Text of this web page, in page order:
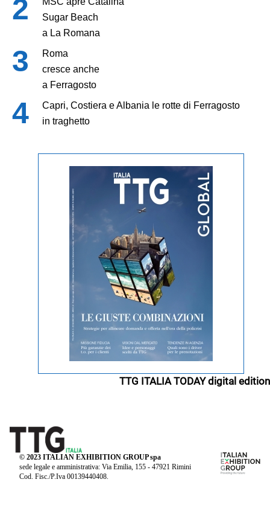
Sugar Beach
a La Romana
Roma
cresce anche
a Ferragosto
Capri, Costiera e Albania le rotte di Ferragosto
in traghetto
TTG ITALIA TODAY digital edition
© 2023 ITALIAN EXHIBITION GROUP spa
sede legale e amministrativa: Via Emilia, 155 - 47921 Rimini
Cod. Fisc./P.Iva 00139440408.